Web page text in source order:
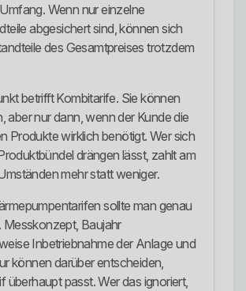
Wenn nur einzelne
abgesichert sind, können sich
des Gesamtpreises trotzdem
betrifft Kombitarife. Sie können
aber nur dann, wenn der Kunde die
Produkte wirklich benötigt. Wer sich
drängen lässt, zahlt am
mehr statt weniger.
sollte man genau
Messkonzept, Baujahr
Inbetriebnahme der Anlage und
können darüber entscheiden,
überhaupt passt. Wer das ignoriert,